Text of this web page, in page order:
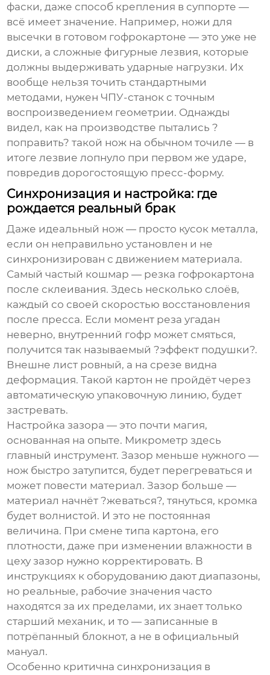
фаски, даже способ крепления в суппорте —
всё имеет значение. Например, ножи для
высечки в готовом гофрокартоне — это уже не
диски, а сложные фигурные лезвия, которые
должны выдерживать ударные нагрузки. Их
вообще нельзя точить стандартными
методами, нужен ЧПУ-станок с точным
воспроизведением геометрии. Однажды
видел, как на производстве пытались ?
поправить? такой нож на обычном точиле — в
итоге лезвие лопнуло при первом же ударе,
повредив дорогостоящую пресс-форму.
Синхронизация и настройка: где
рождается реальный брак
Даже идеальный нож — просто кусок металла,
если он неправильно установлен и не
синхронизирован с движением материала.
Самый частый кошмар — резка гофрокартона
после склеивания. Здесь несколько слоёв,
каждый со своей скоростью восстановления
после пресса. Если момент реза угадан
неверно, внутренний гофр может смяться,
получится так называемый ?эффект подушки?.
Внешне лист ровный, а на срезе видна
деформация. Такой картон не пройдёт через
автоматическую упаковочную линию, будет
застревать.
Настройка зазора — это почти магия,
основанная на опыте. Микрометр здесь
главный инструмент. Зазор меньше нужного —
нож быстро затупится, будет перегреваться и
может повести материал. Зазор больше —
материал начнёт ?жеваться?, тянуться, кромка
будет волнистой. И это не постоянная
величина. При смене типа картона, его
плотности, даже при изменении влажности в
цеху зазор нужно корректировать. В
инструкциях к оборудованию дают диапазоны,
но реальные, рабочие значения часто
находятся за их пределами, их знает только
старший механик, и то — записанные в
потрёпанный блокнот, а не в официальный
мануал.
Особенно критична синхронизация в